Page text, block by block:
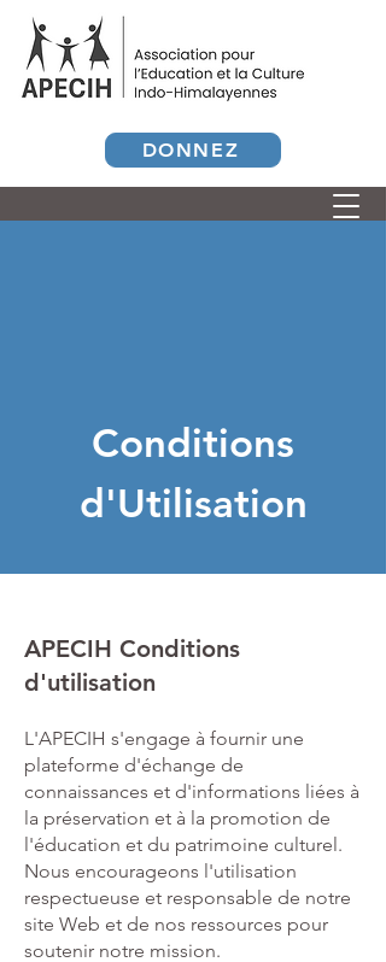
DONNEZ
Conditions
d'Utilisation
APECIH Conditions
d'utilisation
L'APECIH s'engage à fournir une
plateforme d'échange de
connaissances et d'informations liées à
la préservation et à la promotion de
l'éducation et du patrimoine culturel.
Nous encourageons l'utilisation
respectueuse et responsable de notre
site Web et de nos ressources pour
soutenir notre mission.